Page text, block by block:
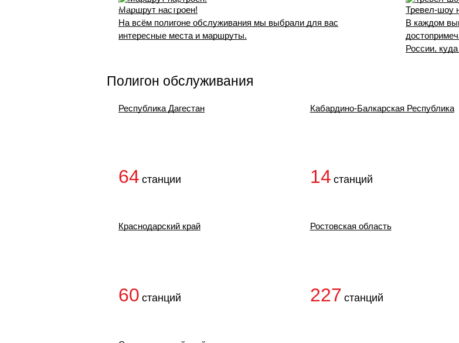
Перейти на сайт
Маршрут настроен!
На всём полигоне обслуживания мы выбрали для вас
интересные места и маршруты.
Тревел-шоу
В каждом
России,
Полигон обслуживания
Республика Дагестан
64 станции
Кабардино-Балкарская Республика
14 станций
Краснодарский край
60 станций
Ростовская область
227 станций